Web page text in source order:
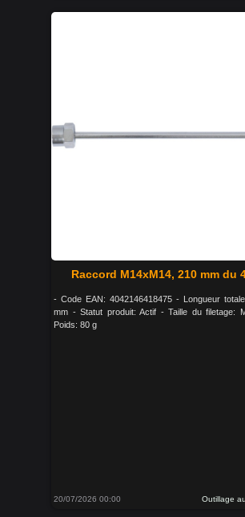
Raccord M14xM14, 210 mm du
- Code EAN: 4042146418475 - Longueur
mm - Statut produit: Actif - Taille du filetage:
Poids: 80 g
20/07/2026 00:00 Outillage